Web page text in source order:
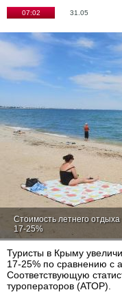
07:02 31.05
Стоимость летнего
17-25%
Туристы в Крыму
17-25% по сравнению с
Соответствующую
туроператоров (АТОР).